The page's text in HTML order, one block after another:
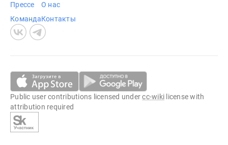
Прессе
Команда
О нас
Контакты
Public user contributions licensed undercc-wiki license with
attribution required